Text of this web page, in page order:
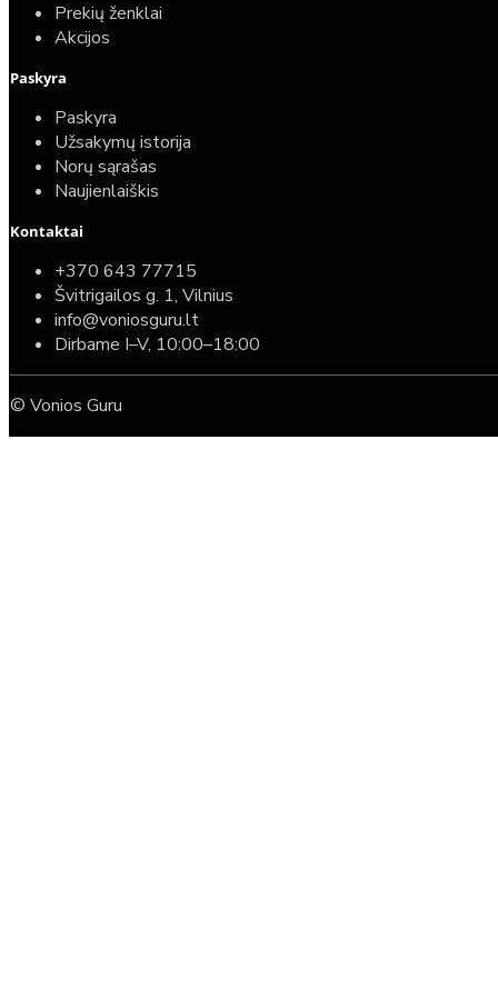
Prekių ženklai
Akcijos
Paskyra
Paskyra
Užsakymų istorija
Norų sąrašas
Naujienlaiškis
Kontaktai
+370 643 77715
Švitrigailos g. 1, Vilnius
info@voniosguru.lt
Dirbame I–V, 10:00–18:00
© Vonios Guru